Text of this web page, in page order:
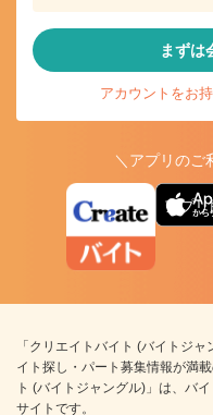
まずは
アカウントをお
＼アプリのご
アプ
「クリエイトバイト (バイトジ
イト探し・パート募集情報が満
ト (バイトジャングル)」は、バ
サイトです。